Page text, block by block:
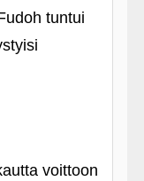
tuntui
voittoon